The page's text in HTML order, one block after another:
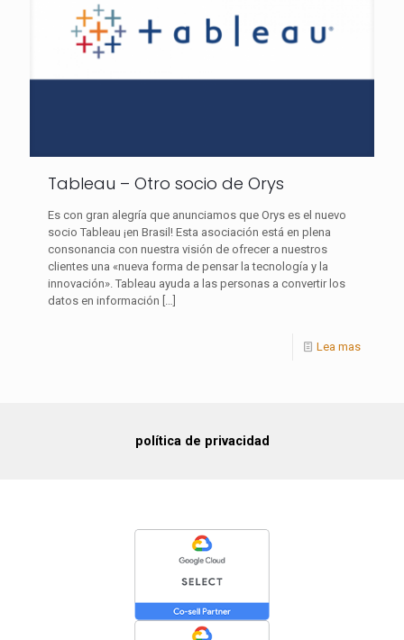
Tableau – Otro socio de Orys
Es con gran alegría que anunciamos que Orys es el nuevo
socio Tableau ¡en Brasil! Esta asociación está en plena
consonancia con nuestra visión de ofrecer a nuestros
clientes una «nueva forma de pensar la tecnología y la
innovación». Tableau ayuda a las personas a convertir los
datos en información […]
Lea mas
política de privacidad